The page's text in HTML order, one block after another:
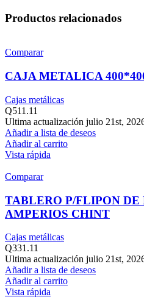
Productos relacionados
Comparar
CAJA METALICA
Cajas metálicas
Q511.11
Ultima actualización julio 21st,
Añadir a lista de deseos
Añadir al carrito
Vista rápida
Comparar
TABLERO P/FLIPON DE
AMPERIOS CHINT
Cajas metálicas
Q331.11
Ultima actualización julio 21st,
Añadir a lista de deseos
Añadir al carrito
Vista rápida